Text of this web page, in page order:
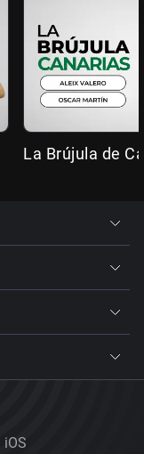
La Brújula de
iOS